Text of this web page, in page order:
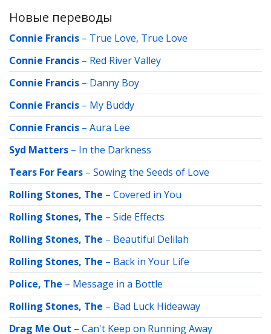
Новые переводы
Connie Francis – True Love, True Love
Connie Francis – Red River Valley
Connie Francis – Danny Boy
Connie Francis – My Buddy
Connie Francis – Aura Lee
Syd Matters – In the Darkness
Tears For Fears – Sowing the Seeds of Love
Rolling Stones, The – Covered in You
Rolling Stones, The – Side Effects
Rolling Stones, The – Beautiful Delilah
Rolling Stones, The – Back in Your Life
Police, The – Message in a Bottle
Rolling Stones, The – Bad Luck Hideaway
Drag Me Out – Can't Keep on Running Away